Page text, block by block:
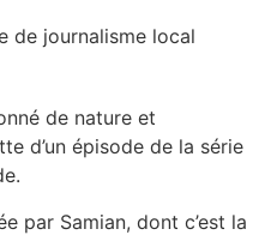
de journalisme local
de nature et
d’un épisode de la série
par Samian, dont c’est la